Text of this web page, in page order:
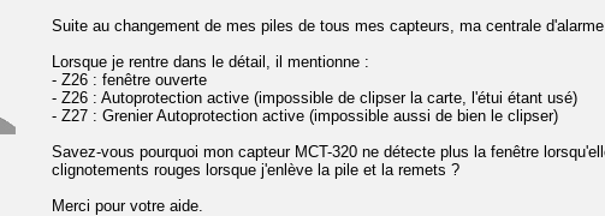
Suite au changement de mes piles de tous mes capteurs, ma centrale
Lorsque je rentre dans le détail, il mentionne :
- Z26 : fenêtre ouverte
- Z26 : Autoprotection active (impossible de clipser la carte, l'étui étant usé)
- Z27 : Grenier Autoprotection active (impossible aussi de bien le clipser)
Savez-vous pourquoi mon capteur MCT-320 ne détecte plus la fenêtre
clignotements rouges lorsque j'enlève la pile et la remets ?
Merci pour votre aide.